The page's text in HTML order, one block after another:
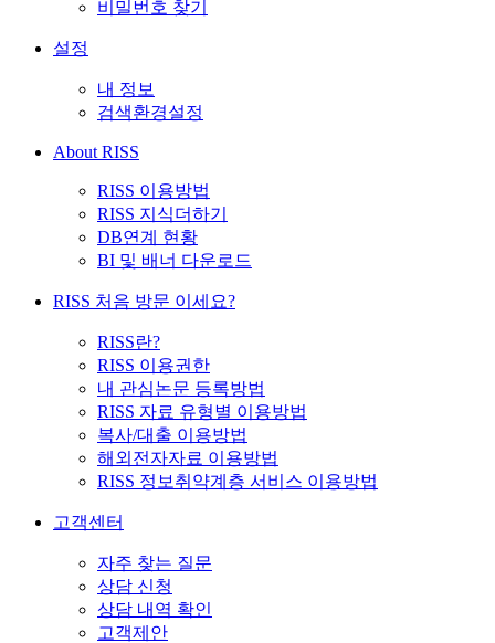
비밀번호 찾기
설정
내 정보
검색환경설정
About RISS
RISS 이용방법
RISS 지식더하기
DB연계 현황
BI 및 배너 다운로드
RISS 처음 방문 이세요?
RISS란?
RISS 이용권한
내 관심논문 등록방법
RISS 자료 유형별 이용방법
복사/대출 이용방법
해외전자자료 이용방법
RISS 정보취약계층 서비스 이용방법
고객센터
자주 찾는 질문
상담 신청
상담 내역 확인
고객제안